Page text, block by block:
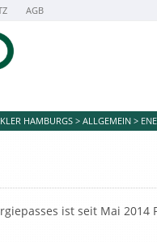
AGB
HAMBURGS > ALLGEMEIN >
ist seit Mai